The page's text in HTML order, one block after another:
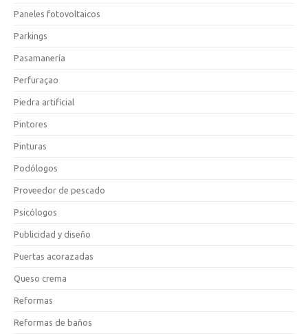
Paneles fotovoltaicos
Parkings
Pasamanería
Perfuraçao
Piedra artificial
Pintores
Pinturas
Podólogos
Proveedor de pescado
Psicólogos
Publicidad y diseño
Puertas acorazadas
Queso crema
Reformas
Reformas de baños